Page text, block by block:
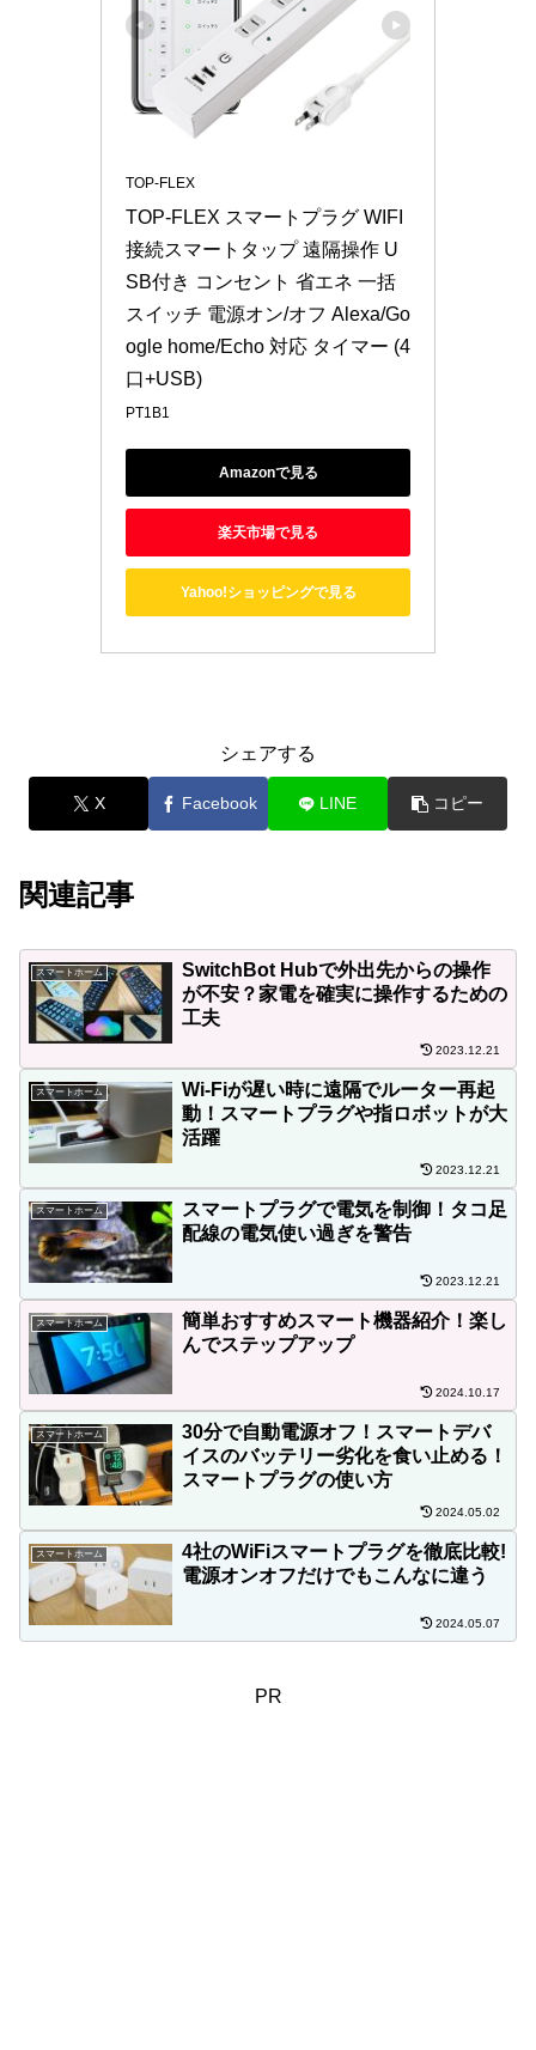
TOP-FLEX
TOP-FLEX スマートプラグ WIFI
接続スマートタップ 遠隔操作 U
SB付き コンセント 省エネ 一括
スイッチ 電源オン/オフ Alexa/Go
ogle home/Echo 対応 タイマー (4
口+USB)
PT1B1
Amazonで見る
楽天市場で見る
Yahoo!ショッピングで見る
シェアする
X Facebook LINE コピー
関連記事
スマートホーム
SwitchBot Hubで外出先からの操作
が不安？家電を確実に操作するための
工夫
2023.12.21
スマートホーム
Wi-Fiが遅い時に遠隔でルーター再起
動！スマートプラグや指ロボットが大
活躍
2023.12.21
スマートホーム
スマートプラグで電気を制御！タコ足
配線の電気使い過ぎを警告
2023.12.21
スマートホーム
簡単おすすめスマート機器紹介！楽し
んでステップアップ
2024.10.17
スマートホーム
30分で自動電源オフ！スマートデバ
イスのバッテリー劣化を食い止める！
スマートプラグの使い方
2024.05.02
スマートホーム
4社のWiFiスマートプラグを徹底比較!
電源オンオフだけでもこんなに違う
2024.05.07
PR